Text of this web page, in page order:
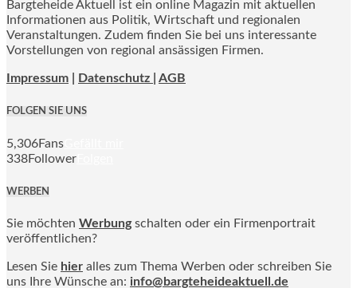
Bargteheide Aktuell ist ein online Magazin mit aktuellen
Informationen aus Politik, Wirtschaft und regionalen
Veranstaltungen. Zudem finden Sie bei uns interessante
Vorstellungen von regional ansässigen Firmen.
Impressum Datenschutz | AGB
FOLGEN SIE UNS
5,306Fans
338Follower
WERBEN
Sie möchten Werbung schalten oder ein Firmenportrait
veröffentlichen?
Lesen Sie hier alles zum Thema Werben oder schreiben Sie
uns Ihre Wünsche an: info@bargteheideaktuell.de